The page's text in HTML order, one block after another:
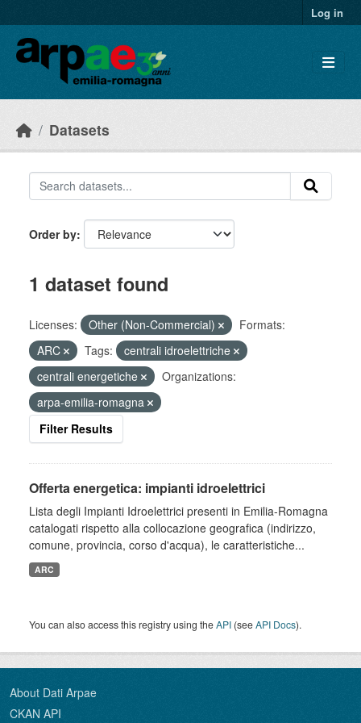
Log in
Datasets
Order by
1 dataset found
Licenses: Other (Non-Commercial)
Formats:
ARC
Tags:
centrali idroelettriche
centrali energetiche
Organizations:
arpa-emilia-romagna
Filter Results
Offerta energetica: impianti idroelettrici
Lista degli Impianti Idroelettrici presenti in Emilia-Romagna
catalogati rispetto alla collocazione geografica (indirizzo,
comune, provincia, corso d'acqua), le caratteristiche...
ARC
You can also access this registry using theAPI (seeAPI Docs).
About Dati Arpae
CKAN API